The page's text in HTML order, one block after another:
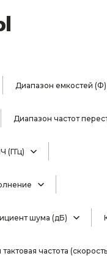
Диапазон емкостей (Ф)
Диапазон частот
(ГГц)
шума (дБ)
частота